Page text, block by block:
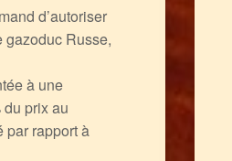
d’autoriser
gazoduc Russe,
à une
prix au
par rapport à